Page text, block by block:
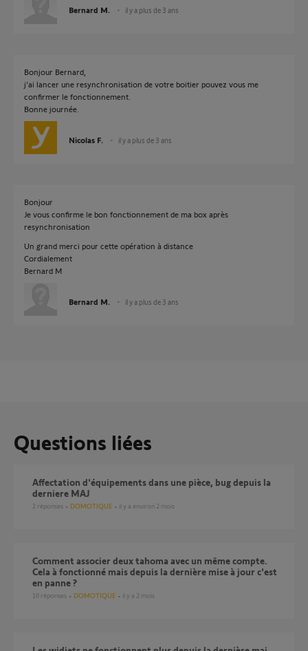
Bernard M. il y a plus de 3 ans
Bonjour Bernard,
j'ai lancer une resynchronisation de votre boitier pouvez vous me
confirmer le fonctionnement.
Bonne journée.
Nicolas F. il y a plus de 3 ans
Bonjour
Je vous confirme le bon fonctionnement de ma box après
resynchronisation
Un grand merci pour cette opération à distance
Cordialement
Bernard M
Bernard M. il y a plus de 3 ans
Questions liées
Affectation d'équipements dans une pièce, bug depuis la
derniere MAJ
2 réponses DOMOTIQUE il y a environ 2 mois
Comment associer deux tahoma avec un même compte.
Cela à fonctionné mais depuis la dernière mise à jour c'est
en panne ?
10 réponses DOMOTIQUE il y a 2 mois